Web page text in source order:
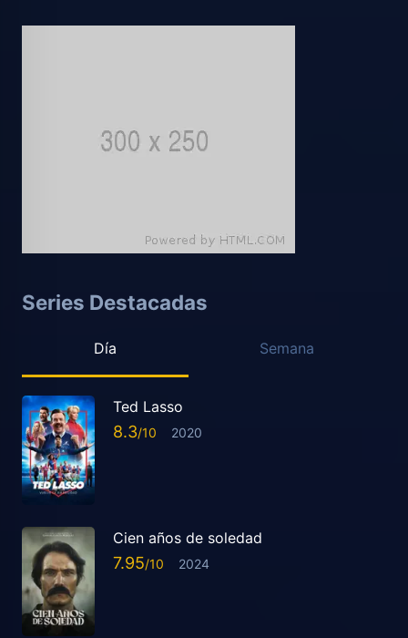
Series Destacadas
Día Semana
Ted Lasso
8.3 2020
Cien años de soledad
7.95 2024